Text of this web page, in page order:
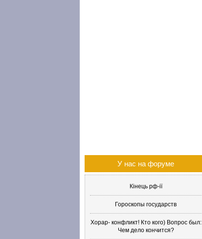
У нас на форуме
Кінець рф-ії
Гороскопы государств
Хорар- конфликт! Кто кого) Вопрос был:
Чем дело кончится?